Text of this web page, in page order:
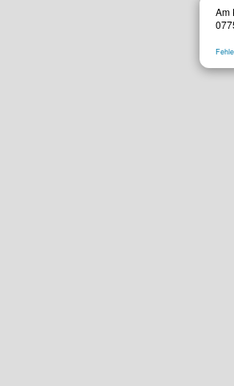
Am